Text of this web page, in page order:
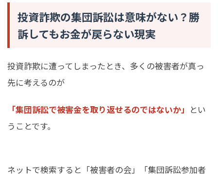
投資詐欺の集団訴訟は意味がない？勝
訴してもお金が戻らない現実
投資詐欺に遭ってしまったとき、多くの被害者が真っ
先に考えるのが
「集団訴訟で被害金を取り返せるのではないか」 とい
うことです。
ネットで検索すると「被害者の会」「集団訴訟参加者